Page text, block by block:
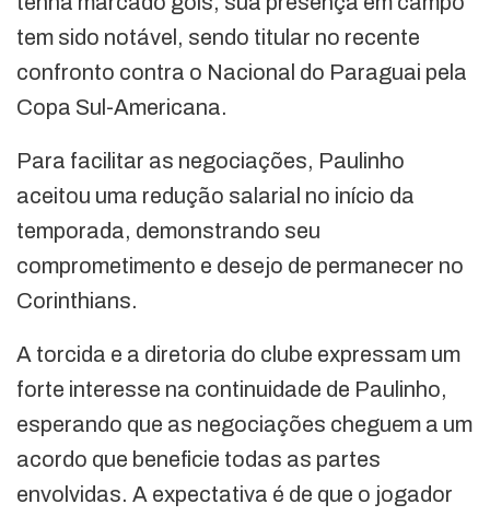
tem sido notável, sendo titular no recente
confronto contra o Nacional do Paraguai pela
Copa Sul-Americana.
Para facilitar as negociações, Paulinho
aceitou uma redução salarial no início da
temporada, demonstrando seu
comprometimento e desejo de permanecer no
Corinthians.
A torcida e a diretoria do clube expressam um
forte interesse na continuidade de Paulinho,
esperando que as negociações cheguem a um
acordo que beneficie todas as partes
envolvidas. A expectativa é de que o jogador